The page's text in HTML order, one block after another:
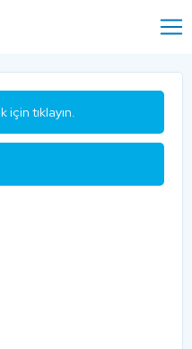
tıklayın.